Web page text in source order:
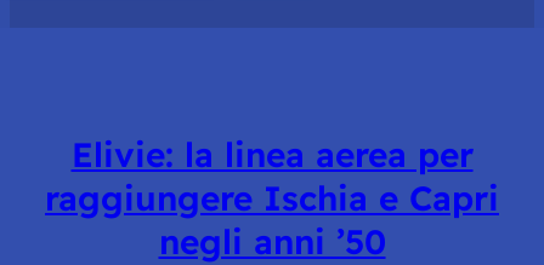
Elivie: la linea aerea per
raggiungere Ischia e Capri
negli anni ’50